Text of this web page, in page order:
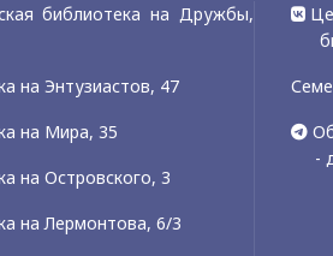
библиотека на Дружбы,
на Энтузиастов, 47
на Мира, 35
на Островского, 3
на Лермонтова, 6/3
-